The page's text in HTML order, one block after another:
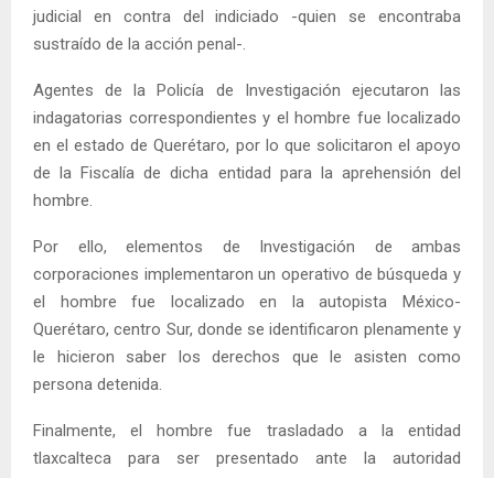
judicial en contra del indiciado -quien se encontraba
sustraído de la acción penal-.
Agentes de la Policía de Investigación ejecutaron las
indagatorias correspondientes y el hombre fue localizado
en el estado de Querétaro, por lo que solicitaron el apoyo
de la Fiscalía de dicha entidad para la aprehensión del
hombre.
Por ello, elementos de Investigación de ambas
corporaciones implementaron un operativo de búsqueda y
el hombre fue localizado en la autopista México-
Querétaro, centro Sur, donde se identificaron plenamente y
le hicieron saber los derechos que le asisten como
persona detenida.
Finalmente, el hombre fue trasladado a la entidad
tlaxcalteca para ser presentado ante la autoridad